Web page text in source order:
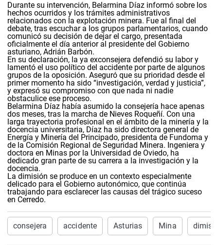
Durante su intervención, Belarmina Díaz informó sobre los
hechos ocurridos y los trámites administrativos
relacionados con la explotación minera. Fue al final del
debate, tras escuchar a los grupos parlamentarios, cuando
comunicó su decisión de dejar el cargo, presentada
oficialmente el día anterior al presidente del Gobierno
asturiano, Adrián Barbón.
En su declaración, la ya exconsejera defendió su labor y
lamentó el uso político del accidente por parte de algunos
grupos de la oposición. Aseguró que su prioridad desde el
primer momento ha sido “investigación, verdad y justicia”,
y expresó su compromiso con que nada ni nadie
obstaculice ese proceso.
Belarmina Díaz había asumido la consejería hace apenas
dos meses, tras la marcha de Nieves Roqueñí. Con una
larga trayectoria profesional en el ámbito de la minería y la
docencia universitaria, Díaz ha sido directora general de
Energía y Minería del Principado, presidenta de Fundoma y
de la Comisión Regional de Seguridad Minera. Ingeniera y
doctora en Minas por la Universidad de Oviedo, ha
dedicado gran parte de su carrera a la investigación y la
docencia.
La dimisión se produce en un contexto especialmente
delicado para el Gobierno autonómico, que continúa
trabajando para esclarecer las causas del trágico suceso
en Cerredo.
consejera accidente Asturias Mina